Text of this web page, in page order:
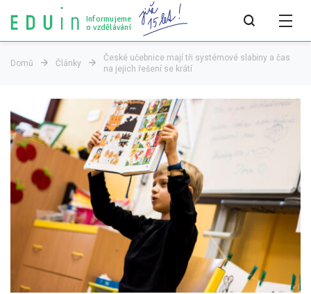
Informujeme
o vzdělávání
Všechny články
Týdeník bEDUin
Analýzy
Audit vzdělávacího systému
Všechny analýzy
Pro média
Tiskové zprávy
Domů Články
České učebnice mají tři systémové slabiny a čas
na jejich řešení se krátí